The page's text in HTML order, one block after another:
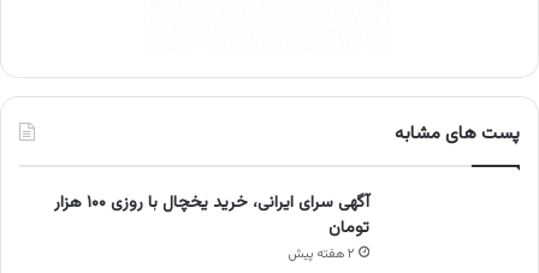
پست های مشابه
آگهی سرای ایرانی، خرید یخچال با روزی ۱۰۰ هزار
تومان
۲ هفته پیش